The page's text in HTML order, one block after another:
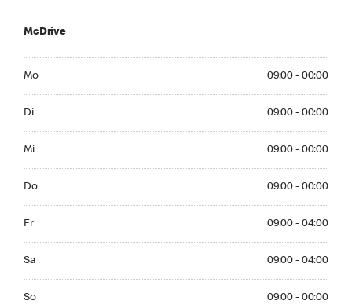
McDrive
Mo 09:00 - 00:00
Di 09:00 - 00:00
Mi 09:00 - 00:00
Do 09:00 - 00:00
Fr 09:00 - 04:00
Sa 09:00 - 04:00
So 09:00 - 00:00